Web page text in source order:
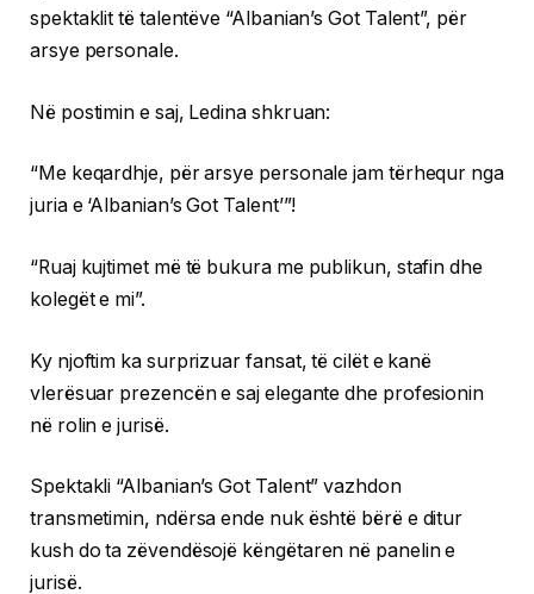
spektaklit të talentëve “Albanian’s Got Talent”, për
arsye personale.
Në postimin e saj, Ledina shkruan:
“Me keqardhje, për arsye personale jam tërhequr nga
juria e ‘Albanian’s Got Talent’”!
“Ruaj kujtimet më të bukura me publikun, stafin dhe
kolegët e mi”.
Ky njoftim ka surprizuar fansat, të cilët e kanë
vlerësuar prezencën e saj elegante dhe profesionin
në rolin e jurisë.
Spektakli “Albanian’s Got Talent” vazhdon
transmetimin, ndërsa ende nuk është bërë e ditur
kush do ta zëvendësojë këngëtaren në panelin e
jurisë.